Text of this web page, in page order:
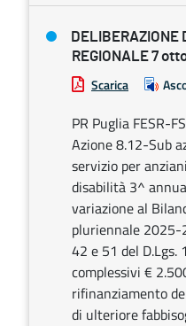
DELIBERAZIONE
REGIONALE 7
Scarica
PR Puglia FESR-
Azione 8.12-Sub
servizio per
disabilità 3^
variazione al
pluriennale 2025-
42 e 51 del
complessivi €
rifinanziamento
di ulteriore